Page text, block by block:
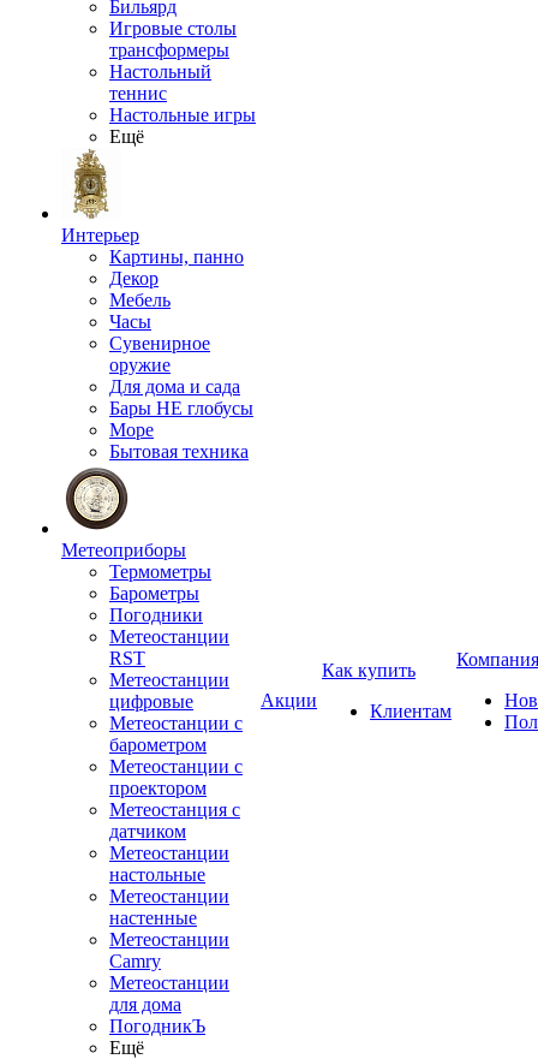
Бильярд
Игровые столы
трансформеры
Настольный
теннис
Настольные игры
Ещё
Интерьер
Картины, панно
Декор
Мебель
Часы
Сувенирное
оружие
Для дома и сада
Бары НЕ глобусы
Море
Бытовая техника
Метеоприборы
Термометры
Барометры
Погодники
Метеостанции
RST
Метеостанции
цифровые
Метеостанции с
барометром
Метеостанции с
проектором
Метеостанция с
датчиком
Метеостанции
настольные
Метеостанции
настенные
Метеостанции
Camry
Метеостанции
для дома
ПогодникЪ
Ещё
Акции
Как купить
Клиентам
Компания